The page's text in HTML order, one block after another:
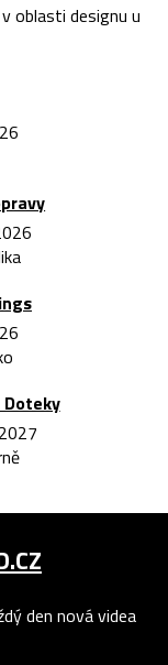
oblasti designu u
Doteky
den nová videa